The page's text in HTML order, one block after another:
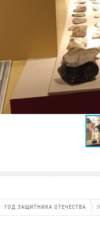
ГОД ЗАЩИТНИКА ОТЕЧЕСТВА